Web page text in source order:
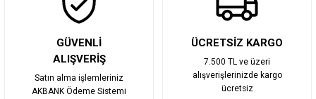
GÜVENLİ
ALIŞVERİŞ
Satın alma işlemleriniz
AKBANK Ödeme Sistemi
ÜCRETSİZ KARGO
7.500 TL ve üzeri
alışverişlerinizde kargo
ücretsiz